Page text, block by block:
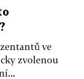
ve
zvolenou